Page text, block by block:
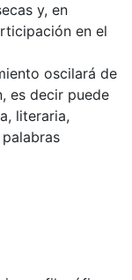
y, en
en el
oscilará de
es decir puede
literaria,